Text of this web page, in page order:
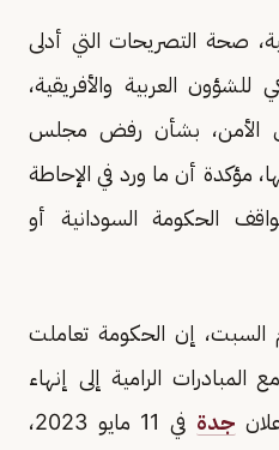
صحة التصريحات التي أدلى
للشؤون العربية والأفريقية،
الأمن، بشأن رفض مجلس
مؤكدة أن ما ورد في الإحاطة
الحكومة السودانية أو
السبت، إن الحكومة تعاملت
المبادرات الرامية إلى إنهاء
جدة
في 11 مايو 2023،